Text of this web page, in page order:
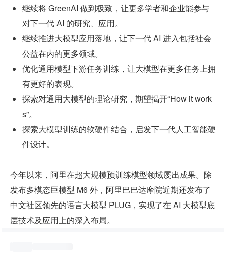
继续将 GreenAI 做到极致，让更多学者和企业能参与
对下一代 AI 的研究、应用。
继续推进大模型应用落地，让下一代 AI 进入包括社会
公益在内的更多领域。
优化通用模型下游任务训练，让大模型在更多任务上拥
有更好的表现。
探索对通用大模型的理论研究，期望揭开“How it work
s”。
探索大模型训练的软硬件结合，启发下一代人工智能硬
件设计。
今年以来，阿里在超大规模预训练模型领域屡出成果。除
发布多模态巨模型 M6 外，阿里巴巴达摩院近期还发布了
中文社区领先的语言大模型 PLUG，实现了在 AI 大模型底
层技术及应用上的深入布局。